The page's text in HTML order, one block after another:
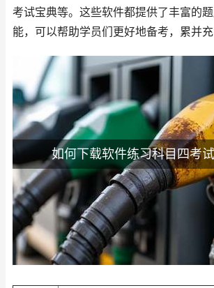
考试宝典等。这些软件都提供了丰富的
能，可以帮助学员们更好地备考，累并充
如何下载软件练习科目四考试